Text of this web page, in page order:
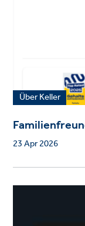
Über Keller
23 Apr 2026